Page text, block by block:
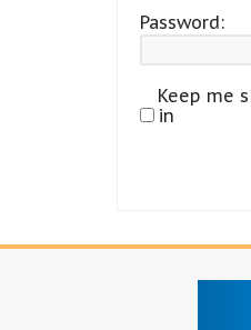
Password:
Keep me
in